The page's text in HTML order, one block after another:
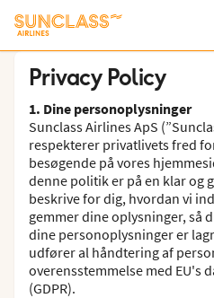
Privacy Policy
1. Dine personoplysninger
Sunclass Airlines ApS
respekterer privatlivets fred
besøgende på vores
denne politik er på en klar og
beskrive for dig, hvordan vi
gemmer dine oplysninger, så
dine personoplysninger er
udfører al håndtering af
overensstemmelse med EU's
(GDPR).